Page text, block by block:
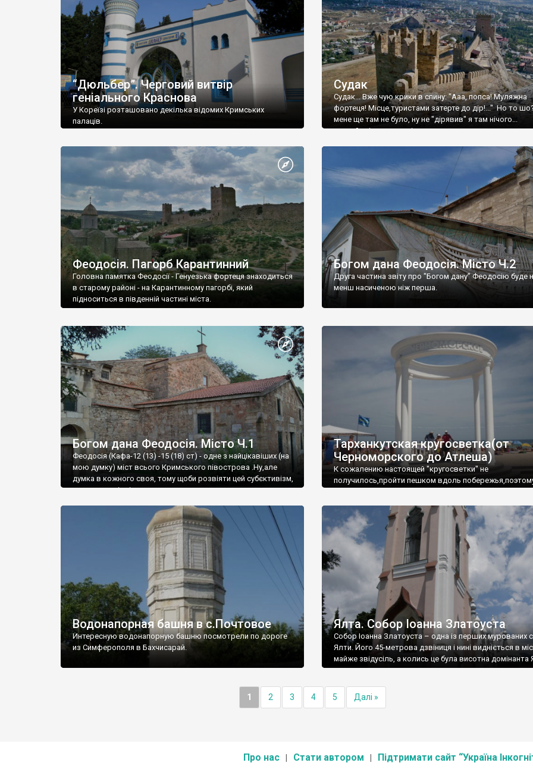
“Дюльбер”. Черговий витвір
геніального Краснова
У Кореїзі розташовано декілька відомих Кримських
палаців.
Судак
Судак... Вже чую крики в спину: "Ааа, попса! Муляжна
фортеця! Місце,туристами затерте до дір!..." Но то
мене ще там не було, ну не "дірявив" я там нічого...
принаймні до цього літа.
Феодосія. Пагорб Карантинний
Головна памятка Феодосії - Генуезька фортеця знаходиться
в старому районі - на Карантинному пагорбі, який
підноситься в південній частині міста.
Богом дана Феодосія. Місто Ч.2
Друга частина звіту про "Богом дану" Феодосію буде
менш насиченою ніж перша.
Богом дана Феодосія. Місто Ч.1
Феодосія (Кафа-12 (13) -15 (18) ст) - одне з найцікавіших (на
мою думку) міст всього Кримського півострова .Ну,але
думка в кожного своя, тому щоби розвіяти цей субєктивізм,
запрошую відвідати це
Тарханкутская кругосветка(от
Черноморского до Атлеша)
К сожалению настоящей "кругосветки" не
получилось,пройти пешком вдоль
Водонапорная башня в с.Почтовое
Интересную водонапорную башню посмотрели по дороге
из Симферополя в Бахчисарай.
Ялта. Собор Іоанна Златоуста
Собор Іоанна Златоуста – одна із перших мурованих
Ялти. Його 45-метрова дзвіниця і нині видніється в
майже звідусіль, а колись це була висотна домінанта
1 2 3 4 5 Далі »
Про нас Стати автором Підтримати сайт “Україна